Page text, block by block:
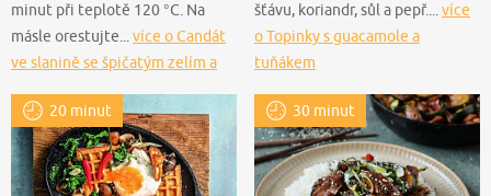
minut při teplotě 120 °C. Na
másle orestujte...více o Candát
ve slanině se špičatým zelím a
šťávu, koriandr, sůl a pepř....více
o Topinky s guacamole a
tuňákem
20 minut 30 minut